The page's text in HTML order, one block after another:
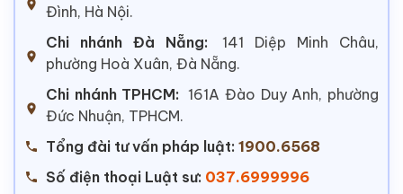
Đình, Hà Nội.
Chi nhánh Đà Nẵng:
141 Diệp Minh Châu,
phường Hoà Xuân, Đà Nẵng.
Chi nhánh TPHCM: 161A Đào Duy Anh, phường
Đức Nhuận, TPHCM.
Tổng đài tư vấn pháp luật: 1900.6568
Số điện thoại Luật sư: 037.6999996